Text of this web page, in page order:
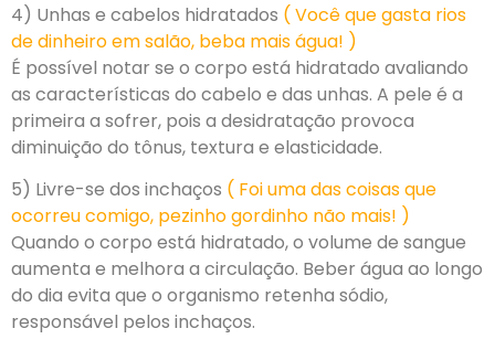
4) Unhas e cabelos hidratados ( Você que gasta rios
de dinheiro em salão, beba mais água! )
É possível notar se o corpo está hidratado avaliando
as características do cabelo e das unhas. A pele é a
primeira a sofrer, pois a desidratação provoca
diminuição do tônus, textura e elasticidade.
5) Livre-se dos inchaços ( Foi uma das coisas que
ocorreu comigo, pezinho gordinho não mais! )
Quando o corpo está hidratado, o volume de sangue
aumenta e melhora a circulação. Beber água ao longo
do dia evita que o organismo retenha sódio,
responsável pelos inchaços.